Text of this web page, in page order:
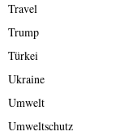
Travel
Trump
Türkei
Ukraine
Umwelt
Umweltschutz